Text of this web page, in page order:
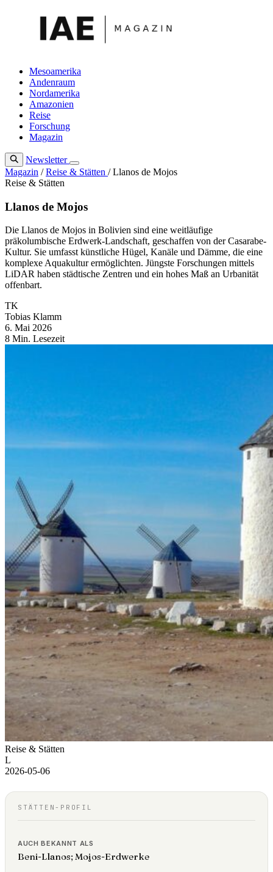
Mesoamerika
Andenraum
Nordamerika
Amazonien
Reise
Forschung
Magazin
Newsletter
Magazin / Reise & Stätten / Llanos de Mojos
Reise & Stätten
Llanos de Mojos
Die Llanos de Mojos in Bolivien sind eine weitläufige
präkolumbische Erdwerk-Landschaft, geschaffen von der Casarabe-
Kultur. Sie umfasst künstliche Hügel, Kanäle und Dämme, die eine
komplexe Aquakultur ermöglichten. Jüngste Forschungen mittels
LiDAR haben städtische Zentren und ein hohes Maß an Urbanität
offenbart.
TK
Tobias Klamm
6. Mai 2026
8 Min. Lesezeit
Reise & Stätten
L
2026-05-06
STÄTTEN-PROFIL
AUCH BEKANNT ALS
Beni-Llanos; Mojos-Erdwerke